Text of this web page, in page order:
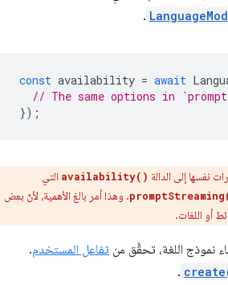
.
const availability = await
// The same options in
إلى الدالةavailability()التي
. وهذا أمر بالغ الأهمية، لأنّ بعض
اللغات.
اللغة، تحقَّق من تفاعل المستخدم.
.